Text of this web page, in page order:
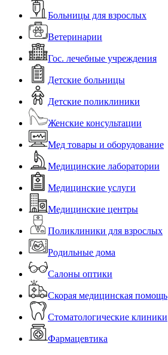
Больницы для взрослых
Ветеринарии
Гос. лечебные учреждения
Детские больницы
Детские поликлиники
Женские консультации
Мед товары и оборудование
Медицинские лаборатории
Медицинские услуги
Медицинские центры
Поликлиники для взрослых
Родильные дома
Салоны оптики
Скорая медицинская помощь
Стоматологические клиники
Фармацевтика